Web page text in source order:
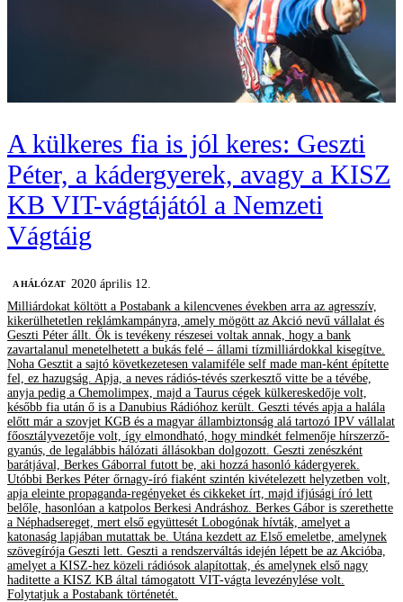
A külkeres fia is jól keres: Geszti
Péter, a kádergyerek, avagy a KISZ
KB VIT-vágtájától a Nemzeti
Vágtáig
A HÁLÓZAT
2020 április 12.
Milliárdokat költött a Postabank a kilencvenes években arra az agresszív,
kikerülhetetlen reklámkampányra, amely mögött az Akció nevű vállalat és
Geszti Péter állt. Ők is tevékeny részesei voltak annak, hogy a bank
zavartalanul menetelhetett a bukás felé – állami tízmilliárdokkal kisegítve.
Noha Gesztit a sajtó következetesen valamiféle self made man-ként építette
fel, ez hazugság. Apja, a neves rádiós-tévés szerkesztő vitte be a tévébe,
anyja pedig a Chemolimpex, majd a Taurus cégek külkereskedője volt,
később fia után ő is a Danubius Rádióhoz került. Geszti tévés apja a halála
előtt már a szovjet KGB és a magyar állambiztonság alá tartozó IPV vállalat
főosztályvezetője volt, így elmondható, hogy mindkét felmenője hírszerző-
gyanús, de legalábbis hálózati állásokban dolgozott. Geszti zenészként
barátjával, Berkes Gáborral futott be, aki hozzá hasonló kádergyerek.
Utóbbi Berkes Péter őrnagy-író fiaként szintén kivételezett helyzetben volt,
apja eleinte propaganda-regényeket és cikkeket írt, majd ifjúsági író lett
belőle, hasonlóan a katpolos Berkesi Andráshoz. Berkes Gábor is szerethette
a Néphadsereget, mert első együttesét Lobogónak hívták, amelyet a
katonaság lapjában mutattak be. Utána kezdett az Első emeletbe, amelynek
szövegírója Geszti lett. Geszti a rendszerváltás idején lépett be az Akcióba,
amelyet a KISZ-hez közeli rádiósok alapítottak, és amelynek első nagy
haditette a KISZ KB által támogatott VIT-vágta levezénylése volt.
Folytatjuk a Postabank történetét.